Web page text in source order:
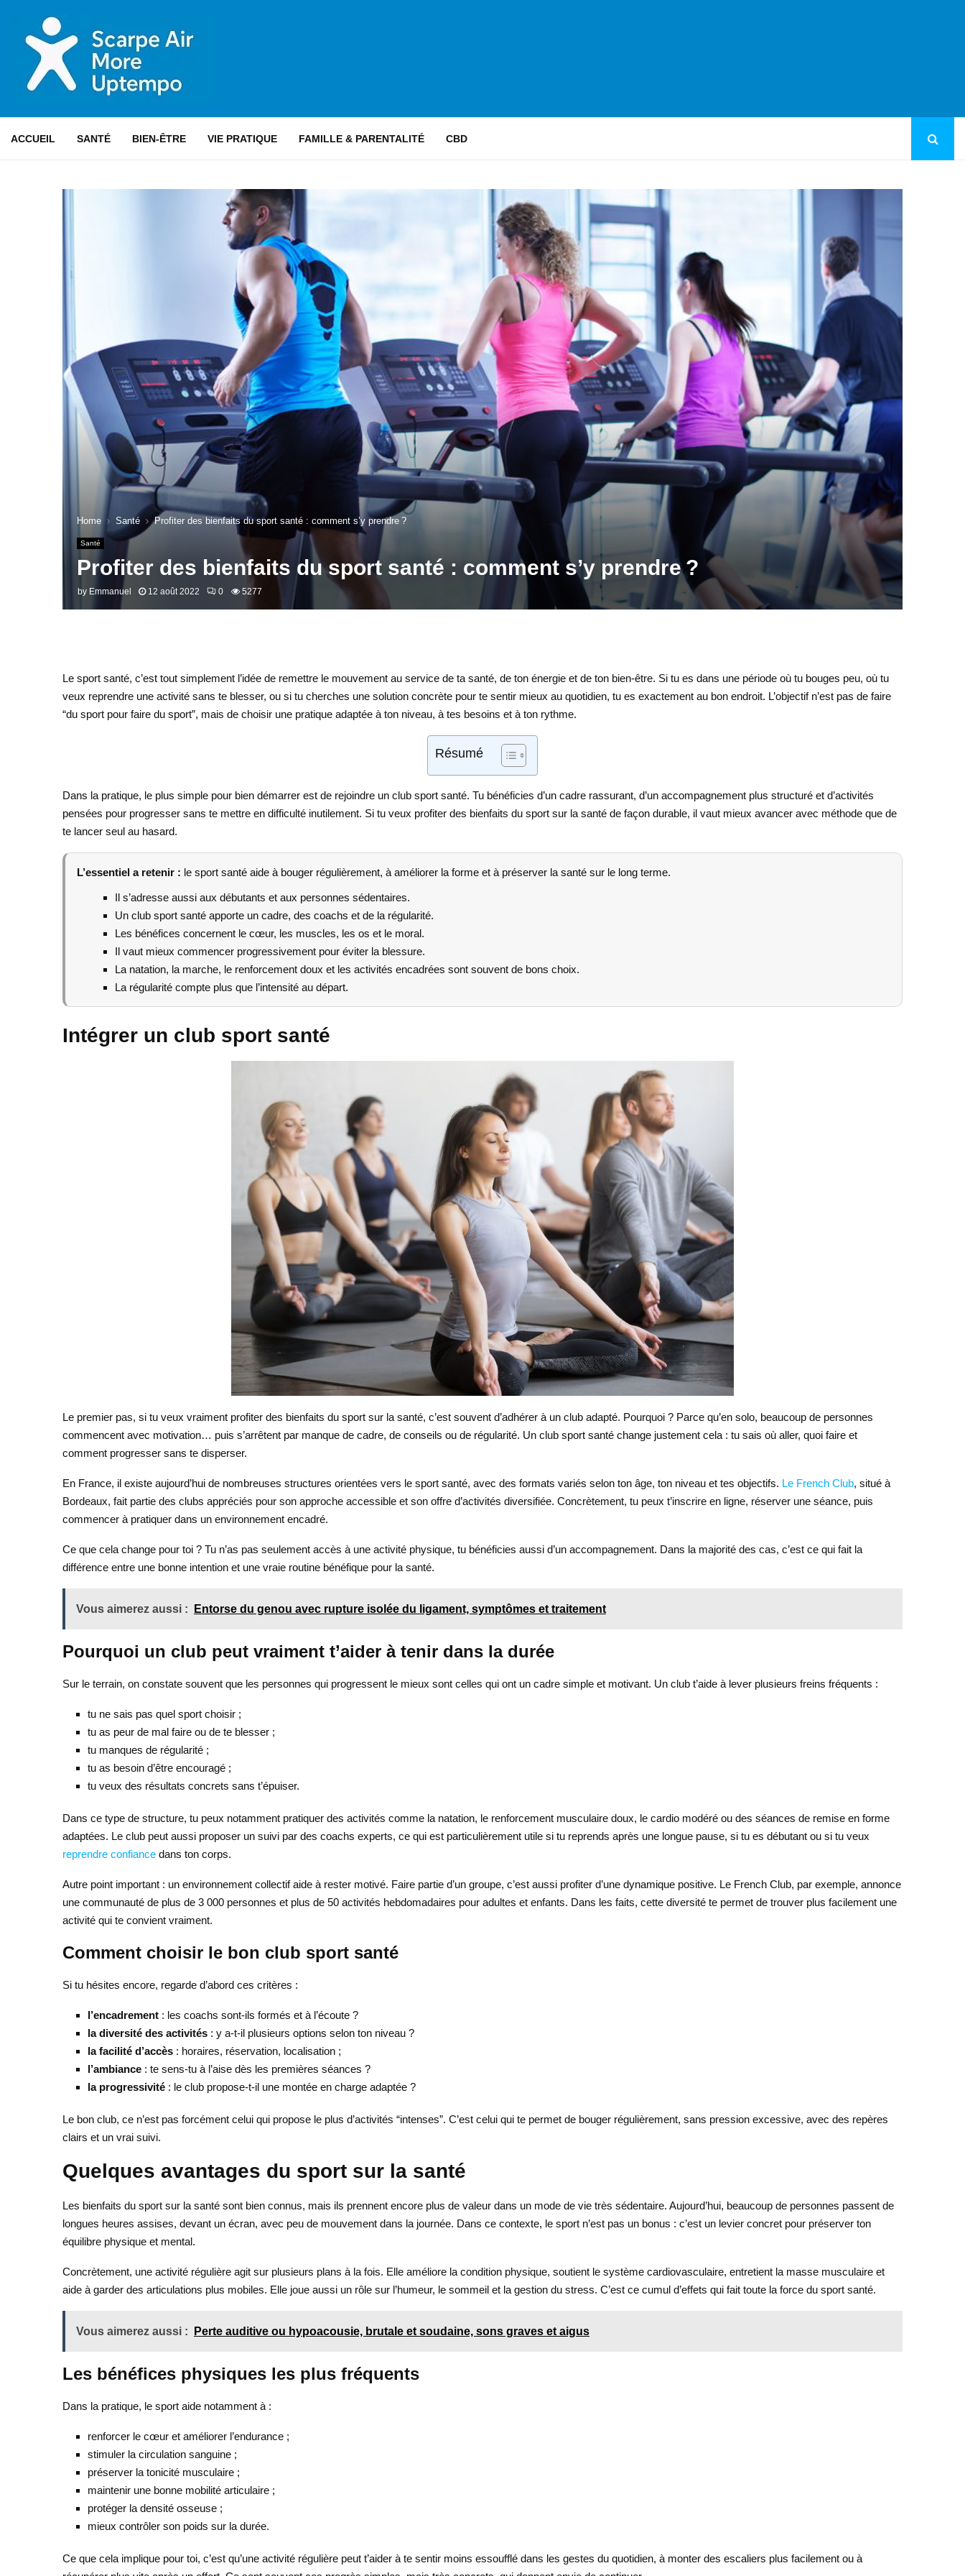
ACCUEIL SANTÉ BIEN-ÊTRE VIE PRATIQUE FAMILLE & PARENTALITÉ CBD
Home Santé Profiter des bienfaits du sport santé : comment s’y prendre ?
Santé
Profiter des bienfaits du sport santé : comment s’y prendre ?
by Emmanuel 12 août 2022 0 5277
Le sport santé, c’est tout simplement l’idée de remettre le mouvement au service de ta santé, de ton énergie et de ton bien-être. Si tu es dans une période où tu bouges peu, où tu
veux reprendre une activité sans te blesser, ou si tu cherches une solution concrète pour te sentir mieux au quotidien, tu es exactement au bon endroit. L’objectif n’est pas de faire
“du sport pour faire du sport”, mais de choisir une pratique adaptée à ton niveau, à tes besoins et à ton rythme.
Résumé
Dans la pratique, le plus simple pour bien démarrer est de rejoindre un club sport santé. Tu bénéficies d’un cadre rassurant, d’un accompagnement plus structuré et d’activités
pensées pour progresser sans te mettre en difficulté inutilement. Si tu veux profiter des bienfaits du sport sur la santé de façon durable, il vaut mieux avancer avec méthode que de
te lancer seul au hasard.
L’essentiel a retenir : le sport santé aide à bouger régulièrement, à améliorer la forme et à préserver la santé sur le long terme.
Il s’adresse aussi aux débutants et aux personnes sédentaires.
Un club sport santé apporte un cadre, des coachs et de la régularité.
Les bénéfices concernent le cœur, les muscles, les os et le moral.
Il vaut mieux commencer progressivement pour éviter la blessure.
La natation, la marche, le renforcement doux et les activités encadrées sont souvent de bons choix.
La régularité compte plus que l’intensité au départ.
Intégrer un club sport santé
Le premier pas, si tu veux vraiment profiter des bienfaits du sport sur la santé, c’est souvent d’adhérer à un club adapté. Pourquoi ? Parce qu’en solo, beaucoup de personnes
commencent avec motivation… puis s’arrêtent par manque de cadre, de conseils ou de régularité. Un club sport santé change justement cela : tu sais où aller, quoi faire et
comment progresser sans te disperser.
En France, il existe aujourd’hui de nombreuses structures orientées vers le sport santé, avec des formats variés selon ton âge, ton niveau et tes objectifs. Le French Club, situé à
Bordeaux, fait partie des clubs appréciés pour son approche accessible et son offre d’activités diversifiée. Concrètement, tu peux t’inscrire en ligne, réserver une séance, puis
commencer à pratiquer dans un environnement encadré.
Ce que cela change pour toi ? Tu n’as pas seulement accès à une activité physique, tu bénéficies aussi d’un accompagnement. Dans la majorité des cas, c’est ce qui fait la
différence entre une bonne intention et une vraie routine bénéfique pour la santé.
Vous aimerez aussi : Entorse du genou avec rupture isolée du ligament, symptômes et traitement
Pourquoi un club peut vraiment t’aider à tenir dans la durée
Sur le terrain, on constate souvent que les personnes qui progressent le mieux sont celles qui ont un cadre simple et motivant. Un club t’aide à lever plusieurs freins fréquents :
tu ne sais pas quel sport choisir ;
tu as peur de mal faire ou de te blesser ;
tu manques de régularité ;
tu as besoin d’être encouragé ;
tu veux des résultats concrets sans t’épuiser.
Dans ce type de structure, tu peux notamment pratiquer des activités comme la natation, le renforcement musculaire doux, le cardio modéré ou des séances de remise en forme
adaptées. Le club peut aussi proposer un suivi par des coachs experts, ce qui est particulièrement utile si tu reprends après une longue pause, si tu es débutant ou si tu veux
reprendre confiance dans ton corps.
Autre point important : un environnement collectif aide à rester motivé. Faire partie d’un groupe, c’est aussi profiter d’une dynamique positive. Le French Club, par exemple, annonce
une communauté de plus de 3 000 personnes et plus de 50 activités hebdomadaires pour adultes et enfants. Dans les faits, cette diversité te permet de trouver plus facilement une
activité qui te convient vraiment.
Comment choisir le bon club sport santé
Si tu hésites encore, regarde d’abord ces critères :
l’encadrement : les coachs sont-ils formés et à l’écoute ?
la diversité des activités : y a-t-il plusieurs options selon ton niveau ?
la facilité d’accès : horaires, réservation, localisation ;
l’ambiance : te sens-tu à l’aise dès les premières séances ?
la progressivité : le club propose-t-il une montée en charge adaptée ?
Le bon club, ce n’est pas forcément celui qui propose le plus d’activités “intenses”. C’est celui qui te permet de bouger régulièrement, sans pression excessive, avec des repères
clairs et un vrai suivi.
Quelques avantages du sport sur la santé
Les bienfaits du sport sur la santé sont bien connus, mais ils prennent encore plus de valeur dans un mode de vie très sédentaire. Aujourd’hui, beaucoup de personnes passent de
longues heures assises, devant un écran, avec peu de mouvement dans la journée. Dans ce contexte, le sport n’est pas un bonus : c’est un levier concret pour préserver ton
équilibre physique et mental.
Concrètement, une activité régulière agit sur plusieurs plans à la fois. Elle améliore la condition physique, soutient le système cardiovasculaire, entretient la masse musculaire et
aide à garder des articulations plus mobiles. Elle joue aussi un rôle sur l’humeur, le sommeil et la gestion du stress. C’est ce cumul d’effets qui fait toute la force du sport santé.
Vous aimerez aussi : Perte auditive ou hypoacousie, brutale et soudaine, sons graves et aigus
Les bénéfices physiques les plus fréquents
Dans la pratique, le sport aide notamment à :
renforcer le cœur et améliorer l’endurance ;
stimuler la circulation sanguine ;
préserver la tonicité musculaire ;
maintenir une bonne mobilité articulaire ;
protéger la densité osseuse ;
mieux contrôler son poids sur la durée.
Ce que cela implique pour toi, c’est qu’une activité régulière peut t’aider à te sentir moins essoufflé dans les gestes du quotidien, à monter des escaliers plus facilement ou à